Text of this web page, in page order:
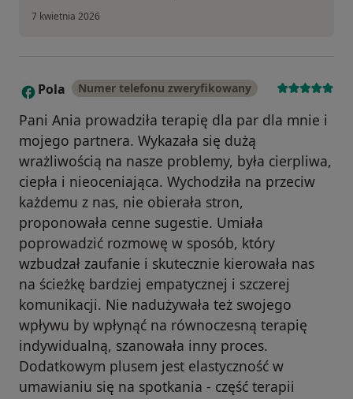
7 kwietnia 2026
P Pola Numer telefonu zweryfikowany
Pani Ania prowadziła terapię dla par dla mnie i
mojego partnera. Wykazała się dużą
wrażliwością na nasze problemy, była cierpliwa,
ciepła i nieoceniająca. Wychodziła na przeciw
każdemu z nas, nie obierała stron,
proponowała cenne sugestie. Umiała
poprowadzić rozmowę w sposób, który
wzbudzał zaufanie i skutecznie kierowała nas
na ścieżkę bardziej empatycznej i szczerej
komunikacji. Nie nadużywała też swojego
wpływu by wpłynąć na równoczesną terapię
indywidualną, szanowała inny proces.
Dodatkowym plusem jest elastyczność w
umawianiu się na spotkania - część terapii